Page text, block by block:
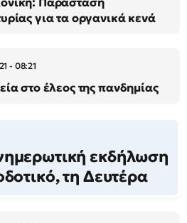
για τα οργανικά κενά
- 08:21
στο έλεος της πανδημίας
εκδήλωση
τη Δευτέρα